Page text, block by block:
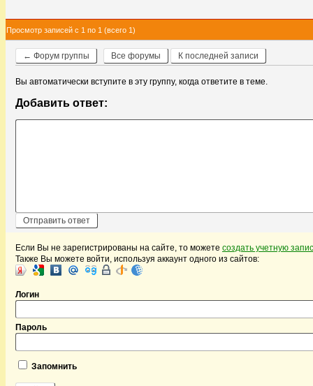
Просмотр записей с 1 по 1 (всего 1)
← Форум группы Все форумы К последней записи
Вы автоматически вступите в эту группу, когда ответите в теме.
Добавить ответ:
Если Вы не зарегистрированы на сайте, то можете создать учетную
Также Вы можете войти, используя аккаунт одного из сайтов:
Логин
Пароль
Запомнить